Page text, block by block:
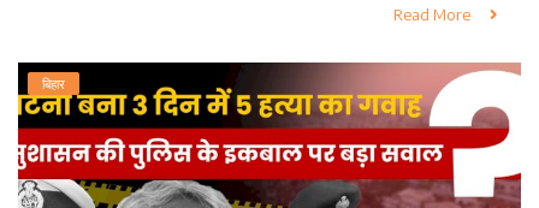
Read More
बिहार